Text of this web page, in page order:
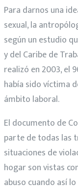
Para darnos una
sexual, la
según un estudio
y del Caribe de
realizó en 2003, el
había sido víctima
ámbito laboral.
El documento de
parte de todas las
situaciones de
hogar son vistas
abuso cuando así